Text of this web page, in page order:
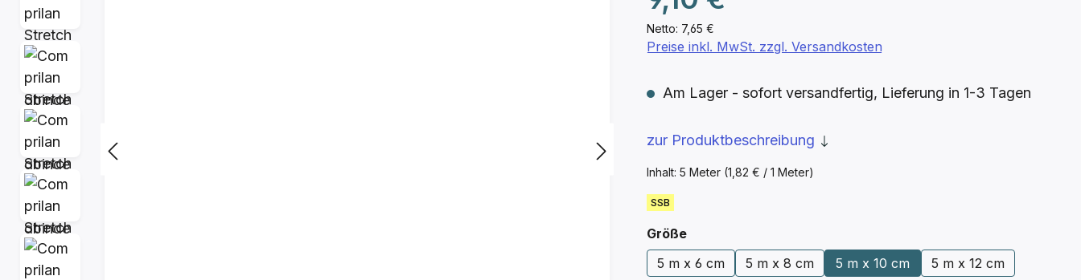
Netto: 7,65 €
Inhalt: 5 Meter (1,82 € / 1 Meter)
Preise inkl. MwSt. zzgl. Versandkosten
Am Lager - sofort versandfertig, Lieferung in 1-3 Tagen
SSB
zur Produktbeschreibung
Größeauswählen
5 m x 6 cm
5 m x 8 cm 5 m x 10 cm 5 m x 12 cm